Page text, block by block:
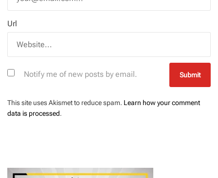
Url
Notify me of new posts by email.
This site uses Akismet to reduce spam. Learn how your comment
data is processed.